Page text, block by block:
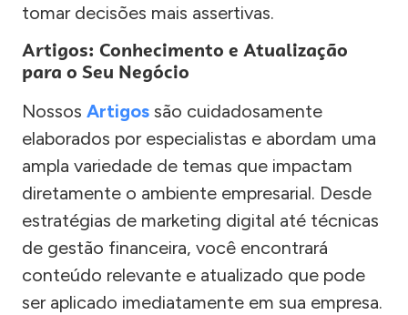
tomar decisões mais assertivas.
Artigos: Conhecimento e Atualização
para o Seu Negócio
Nossos Artigos são cuidadosamente
elaborados por especialistas e abordam uma
ampla variedade de temas que impactam
diretamente o ambiente empresarial. Desde
estratégias de marketing digital até técnicas
de gestão financeira, você encontrará
conteúdo relevante e atualizado que pode
ser aplicado imediatamente em sua empresa.